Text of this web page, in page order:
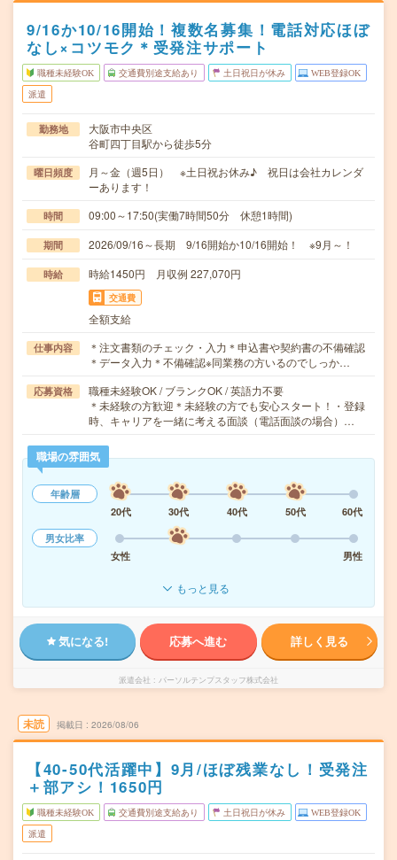
9/16か10/16開始！複数名募集！電話対応ほぼ
なし×コツモク＊受発注サポート
職種未経験OK 交通費別途支給あり 土日祝日が休み WEB登録OK
派遣
勤務地
大阪市中央区
谷町四丁目駅から徒歩5分
曜日頻度
月～金（週5日） ※土日祝お休み♪ 祝日は会社カレンダ
ーあります！
時間 09:00～17:50(実働7時間50分 休憩1時間)
期間 2026/09/16～長期 9/16開始か10/16開始！ ※9月～！
時給 時給1450円 月収例 227,070円
交通費
全額支給
仕事内容
＊注文書類のチェック・入力＊申込書や契約書の不備確認
＊データ入力＊不備確認※同業務の方いるのでしっか…
応募資格
職種未経験OK / ブランクOK / 英語力不要
＊未経験の方歓迎＊未経験の方でも安心スタート！・登録
時、キャリアを一緒に考える面談（電話面談の場合）…
職場の雰囲気
年齢層
20代
30代 40代 50代
60代
男女比率
女性
男性
もっと見る
気になる! 応募へ進む 詳しく見る
派遣会社 パーソルテンプスタッフ株式会社
未読 掲載日 2026/08/06
【40-50代活躍中】9月/ほぼ残業なし！受発注
＋部アシ！1650円
職種未経験OK 交通費別途支給あり 土日祝日が休み WEB登録OK
派遣